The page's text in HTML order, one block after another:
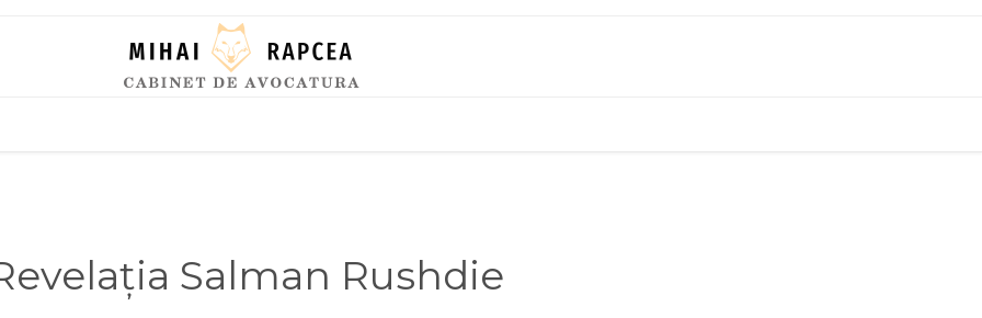
Salman Rushdie